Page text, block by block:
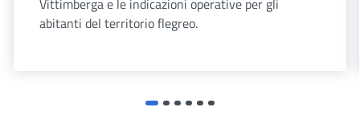
Vittimberga e le indicazioni operative per gli
abitanti del territorio flegreo.